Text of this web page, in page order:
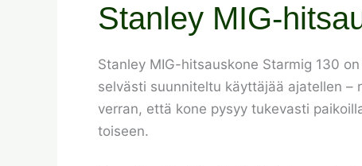
Stanley MIG-
Stanley MIG-hitsauskone Starmig 130
selvästi suunniteltu käyttäjää ajatellen –
verran, että kone pysyy tukevasti
toiseen.